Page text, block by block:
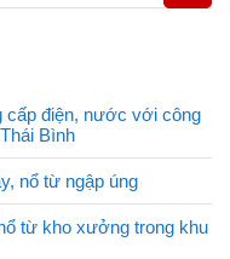
cấp điện, nước với công
Bình
nổ từ ngập úng
từ kho xưởng trong khu